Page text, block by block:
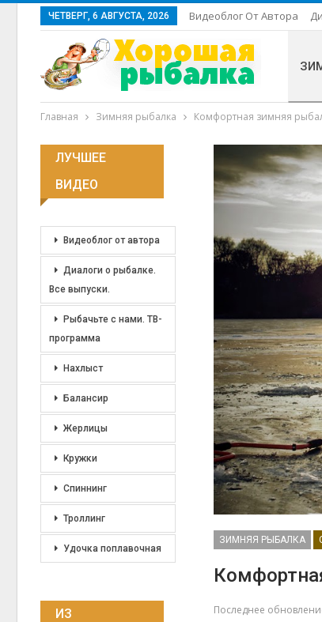
ЧЕТВЕРГ, 6 АВГУСТА, 2026 Видеоблог От Автора
Главная Зимняя рыбалка Комфортная зимняя
ЗИМНЯЯ РЫБАЛКА
Последнее
ЛУЧШЕЕ
ВИДЕО
Видеоблог от автора
Диалоги о рыбалке.
Все выпуски.
Рыбачьте с нами. ТВ-
программа
Нахлыст
Балансир
Жерлицы
Кружки
Спиннинг
Троллинг
Удочка поплавочная
ИЗ